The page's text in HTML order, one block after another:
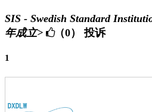
SIS - Swedish Standard
年成立>
（0） 投诉
1